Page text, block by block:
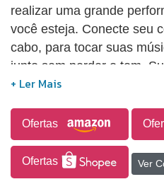
realizar uma grande
você esteja. Conecte seu
cabo, para tocar suas
junto sem perder o tom.
pela pequena saída de
coloridas luzes de LED
Funciona com 3 pilhas
Recomendação: 3+
Ofertas
Ofertas Ver